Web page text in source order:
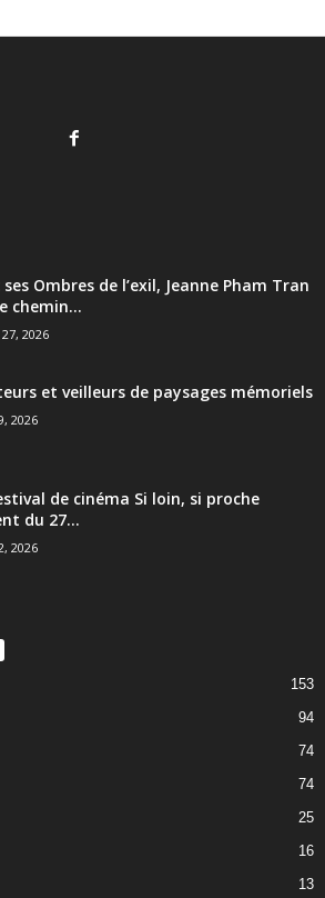
ses Ombres de l’exil, Jeanne Pham Tran
chemin...
2026
et veilleurs de paysages mémoriels
2026
de cinéma Si loin, si proche
du 27...
2026
153
94
74
74
25
16
13